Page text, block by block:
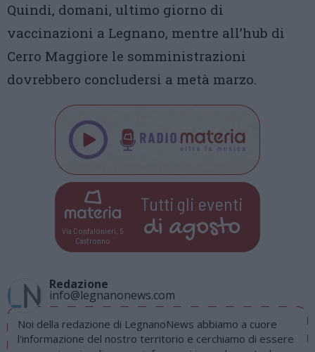
Quindi, domani, ultimo giorno di
vaccinazioni a Legnano, mentre all’hub di
Cerro Maggiore le somministrazioni
dovrebbero concludersi a metà marzo.
Via Confalonieri, 5
Castronno
Tutti gli eventi
di agosto
Redazione
info@legnanonews.com
Noi della redazione di LegnanoNews abbiamo a cuore
l'informazione del nostro territorio e cerchiamo di essere